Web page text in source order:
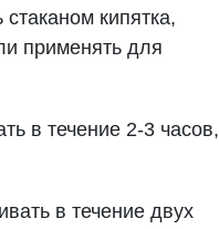
кипятка,
применять для
в течение 2-3 часов,
в течение двух